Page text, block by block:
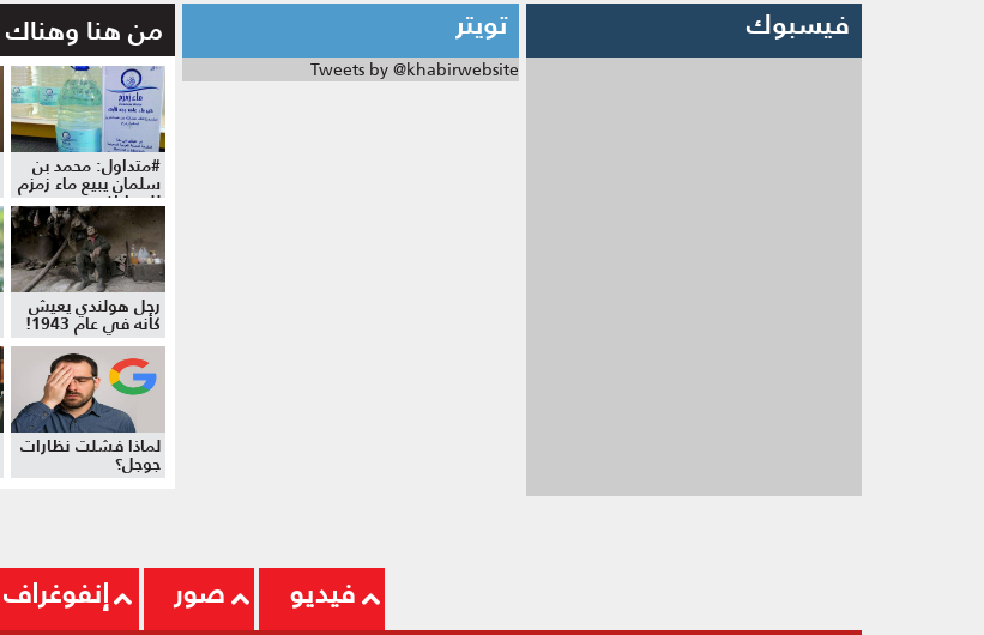
فيسبوك تويتر
Tweets by @khabirwebsite
من هنا وهناك
#متداول: محمد بن
سلمان يبيع ماء زمزم
للمواطنين
رجل هولندي يعيش
كأنه في عام 1943!
لماذا فشلت نظارات
جوجل؟
فيديو صور إنفوغراف